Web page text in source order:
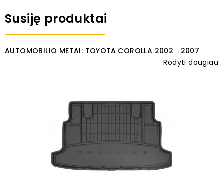
Susiję produktai
AUTOMOBILIO METAI: TOYOTA COROLLA 2002→2007
Rodyti daugiau